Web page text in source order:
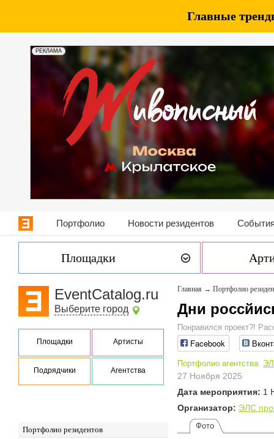
РЕКЛАМА
Главные
Портфолио Новости резидентов
Площадки
EventCatalog.ru
Выберите город
Площадки Артисты
Подрядчики Агентства
Портфолио резидентов
Главная → Портфолио
Дни
Понравился проект?!
Facebook
Портфолио агентства:
27 Ноября 2025
Дата мероприятия: 1
Организатор: ЭЛС
Фото